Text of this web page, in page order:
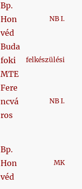
Bp.
Hon
véd
NB I.
Buda
foki
MTE
felkészülési
Fere
ncvá
ros
NB I.
Bp.
Hon
véd
MK